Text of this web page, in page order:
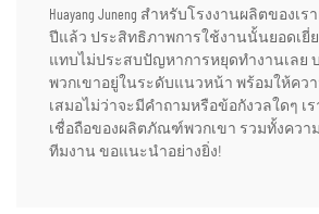
Huayang Juneng สำหรับโรงงานผลิตของเ
ปีแล้ว ประสิทธิภาพการใช้งานนั้นยอดเยี่
แทบไม่ประสบปัญหาการหยุดทำงานเลย
พวกเขาอยู่ในระดับแนวหน้า พร้อมให้ควา
เสมอไม่ว่าจะมีคำถามหรือข้อกังวลใดๆ
เชื่อถือของผลิตภัณฑ์พวกเขา รวมทั้งควา
ทีมงาน ขอแนะนำอย่างยิ่ง!